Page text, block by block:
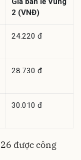
2 (VNĐ)
24.220 đ
28.730 đ
30.010 đ
được công